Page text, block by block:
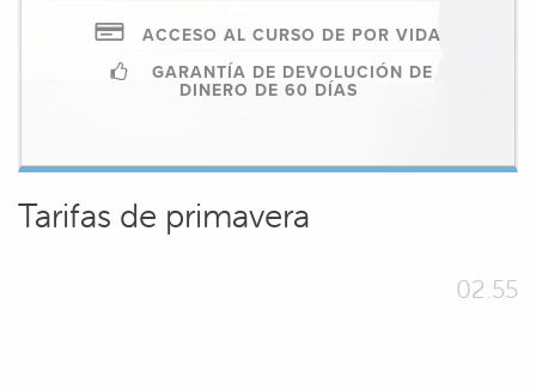
ACCESO AL CURSO DE POR VIDA
GARANTÍA DE DEVOLUCIÓN DE
DINERO DE 60 DÍAS
Tarifas de primavera
02.55